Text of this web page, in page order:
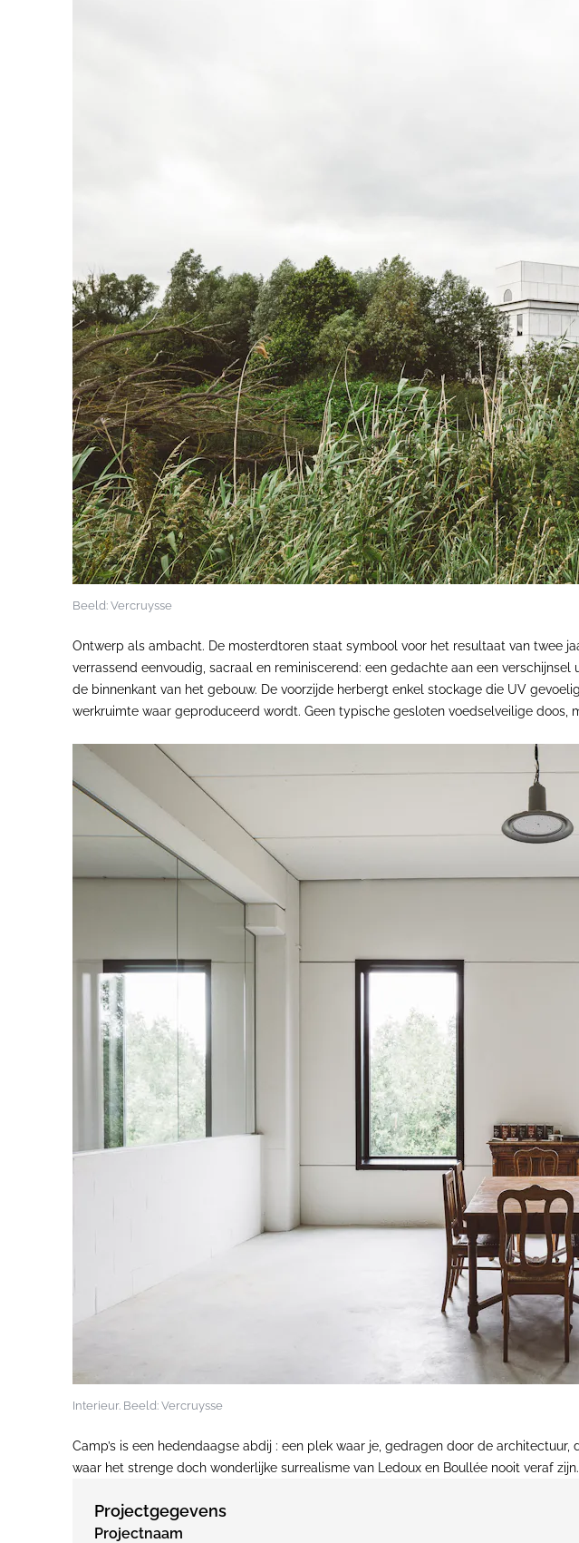
Beeld: Vercruysse
Ontwerp als ambacht. De mosterdtoren staat symbool voor het resultaat van twee
verrassend eenvoudig, sacraal en reminiscerend: een gedachte aan een
de binnenkant van het gebouw. De voorzijde herbergt enkel stockage die UV
werkruimte waar geproduceerd wordt. Geen typische gesloten voedselveilige
Interieur. Beeld: Vercruysse
Camp’s is een hedendaagse abdij : een plek waar je, gedragen door de
waar het strenge doch wonderlijke surrealisme van Ledoux en Boullée nooit veraf zijn.
Projectgegevens
Projectnaam